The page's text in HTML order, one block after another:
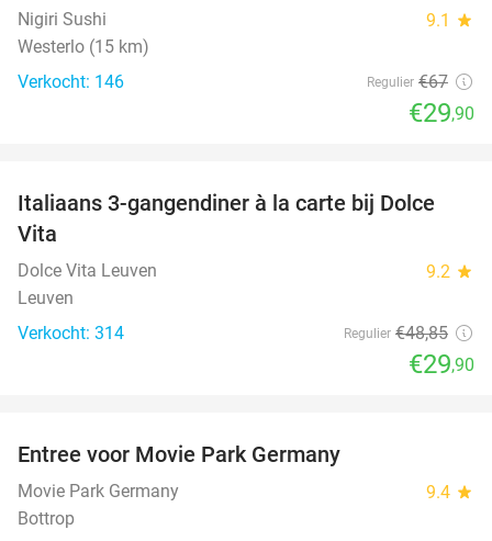
Nigiri Sushi 9.1 star
Westerlo (15 km)
Verkocht: 146
Regulier €67
€29,90
39%
Italiaans 3-gangendiner à la carte bij Dolce
Vita
Dolce Vita Leuven 9.2 star
Leuven
Verkocht: 314
Regulier €48,85
€29,90
Entree voor Movie Park Germany
Movie Park Germany 9.4 star
Bottrop